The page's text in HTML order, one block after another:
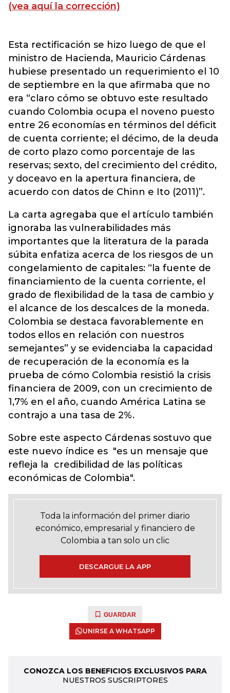
(vea aquí la corrección)
Esta rectificación se hizo luego de que el
ministro de Hacienda, Mauricio Cárdenas
hubiese presentado un requerimiento el 10
de septiembre en la que afirmaba que no
era “claro cómo se obtuvo este resultado
cuando Colombia ocupa el noveno puesto
entre 26 economías en términos del déficit
de cuenta corriente; el décimo, de la deuda
de corto plazo como porcentaje de las
reservas; sexto, del crecimiento del crédito,
y doceavo en la apertura financiera, de
acuerdo con datos de Chinn e Ito (2011)”.
La carta agregaba que el artículo también
ignoraba las vulnerabilidades más
importantes que la literatura de la parada
súbita enfatiza acerca de los riesgos de un
congelamiento de capitales: “la fuente de
financiamiento de la cuenta corriente, el
grado de flexibilidad de la tasa de cambio y
el alcance de los descalces de la moneda.
Colombia se destaca favorablemente en
todos ellos en relación con nuestros
semejantes” y se evidenciaba la capacidad
de recuperación de la economía es la
prueba de cómo Colombia resistió la crisis
financiera de 2009, con un crecimiento de
1,7% en el año, cuando América Latina se
contrajo a una tasa de 2%.
Sobre este aspecto Cárdenas sostuvo que
este nuevo índice es "es un mensaje que
refleja la credibilidad de las políticas
económicas de Colombia".
Toda la información del primer diario
económico, empresarial y financiero de
Colombia a tan solo un clic
DESCARGUE LA APP
GUARDAR
UNIRSE A WHATSAPP
CONOZCA LOS BENEFICIOS EXCLUSIVOS PARA
NUESTROS SUSCRIPTORES